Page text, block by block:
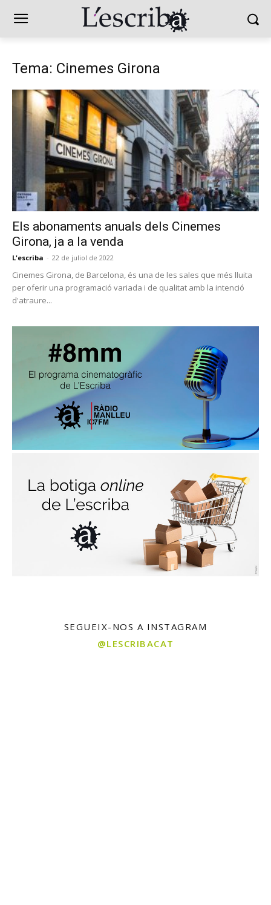
Tema: Cinemes Girona
Els abonaments anuals dels Cinemes
Girona, ja a la venda
L'escriba - 22 de juliol de 2022
Cinemes Girona, de Barcelona, és una de les sales que més lluita
per oferir una programació variada i de qualitat amb la intenció
d'atraure...
SEGUEIX-NOS A INSTAGRAM
@LESCRIBACAT